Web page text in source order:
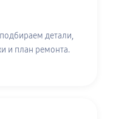
детали,
и план ремонта.